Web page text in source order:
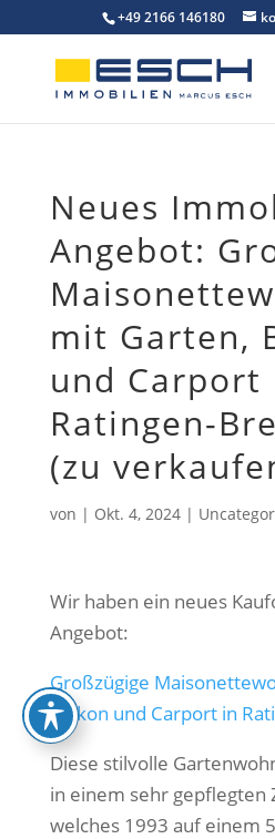
to
content
+49 2166 146180
Neues
Angebot:
mit Garten,
und Carport
Ratingen-
(zu
von | Okt. 4, 2024|
Wir haben ein neues
Angebot:
Großzügige
Balkon und Carport in
Diese stilvolle
in einem sehr gepflegten
welches 1993 auf einem